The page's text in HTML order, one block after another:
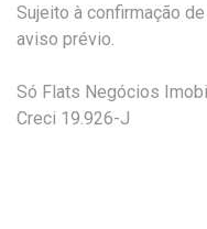
Sujeito à confirmação
aviso prévio.
Só Flats Negócios
Creci 19.926-J